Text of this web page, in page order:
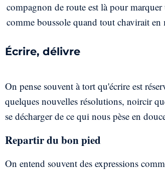
compagnon de route est là pour
comme boussole quand tout chavirait en
Écrire, délivre
On pense souvent à tort qu'écrire est
quelques nouvelles résolutions, noircir
se décharger de ce qui nous pèse en
Repartir du bon pied
On entend souvent des expressions